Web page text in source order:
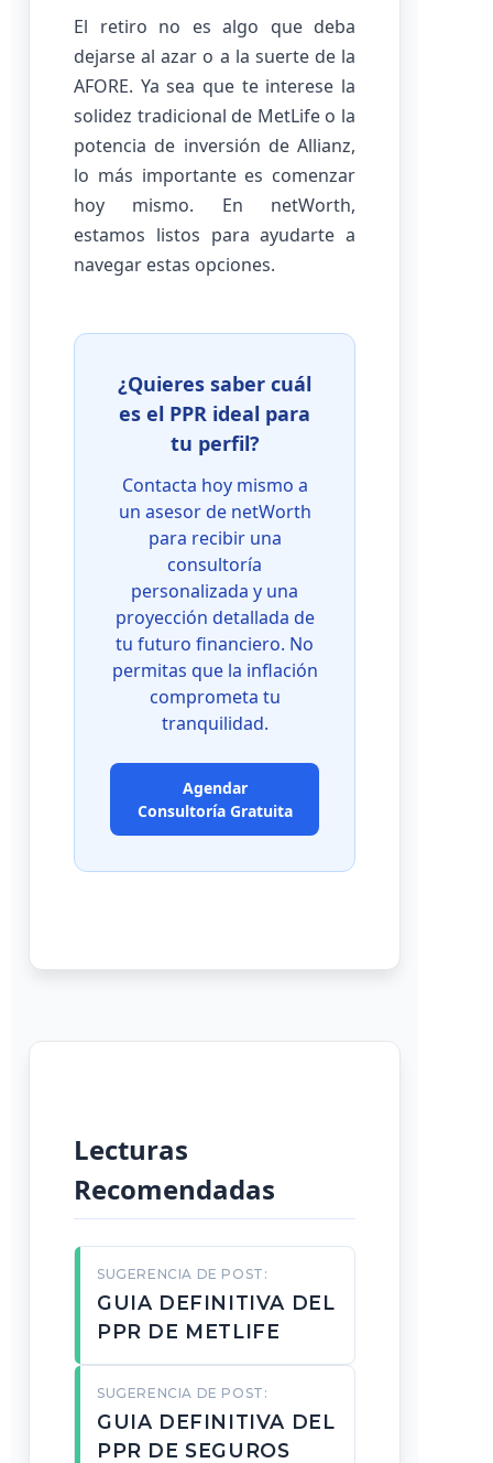
El retiro no es algo que deba
dejarse al azar o a la suerte de la
AFORE. Ya sea que te interese la
solidez tradicional de MetLife o la
potencia de inversión de Allianz,
lo más importante es comenzar
hoy mismo. En netWorth,
estamos listos para ayudarte a
navegar estas opciones.
¿Quieres saber cuál
es el PPR ideal para
tu perfil?
Contacta hoy mismo a
un asesor de netWorth
para recibir una
consultoría
personalizada y una
proyección detallada de
tu futuro financiero. No
permitas que la inflación
comprometa tu
tranquilidad.
Agendar
Consultoría Gratuita
Lecturas
Recomendadas
SUGERENCIA DE POST:
GUIA DEFINITIVA DEL
PPR DE METLIFE
SUGERENCIA DE POST:
GUIA DEFINITIVA DEL
PPR DE SEGUROS